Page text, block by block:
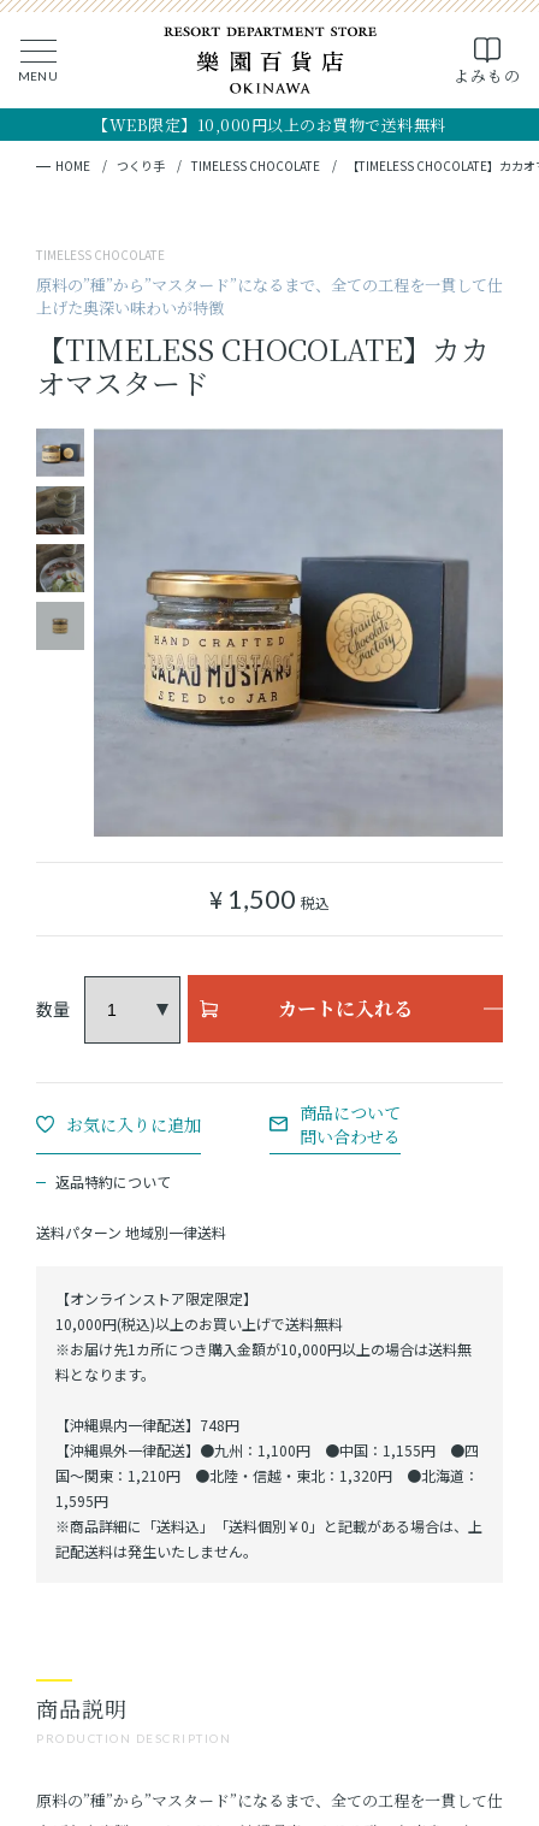
MENU よみもの
【WEB限定】10,000円以上のお買物で送料無料
CLOSE
検索
キーワード検索
MY PAGE CART
全ての商品
フード
クラフト
コスメ・アロマ
つくり手
OKINAWA the RYUKYU
ショッピングガイド
実店舗のご案内
HOME つくり手 TIMELESS CHOCOLATE 【TIMELESS CHOCOLATE】カカ
TIMELESS CHOCOLATE
原料の”種”から”マスタード”になるまで、全ての工程を一貫して仕
上げた奥深い味わいが特徴
【TIMELESS CHOCOLATE】カカ
オマスタード
¥ 1,500 税込
送料パターン 地域別一律送料
カートに入れる
返品特約について
【オンラインストア限定限定】
10,000円(税込)以上のお買い上げで送料無料
※お届け先1カ所につき購入金額が10,000円以上の場合は送料無
料となります。
【沖縄県内一律配送】748円
【沖縄県外一律配送】●九州：1,100円 ●中国：1,155円 ●四
国～関東：1,210円 ●北陸・信越・東北：1,320円 ●北海道：
1,595円
※商品詳細に「送料込」「送料個別￥0」と記載がある場合は、上
記配送料は発生いたしません。
PRODUCTION DESCRIPTION
商品説明
原料の”種”から”マスタード”になるまで、全ての工程を一貫して仕